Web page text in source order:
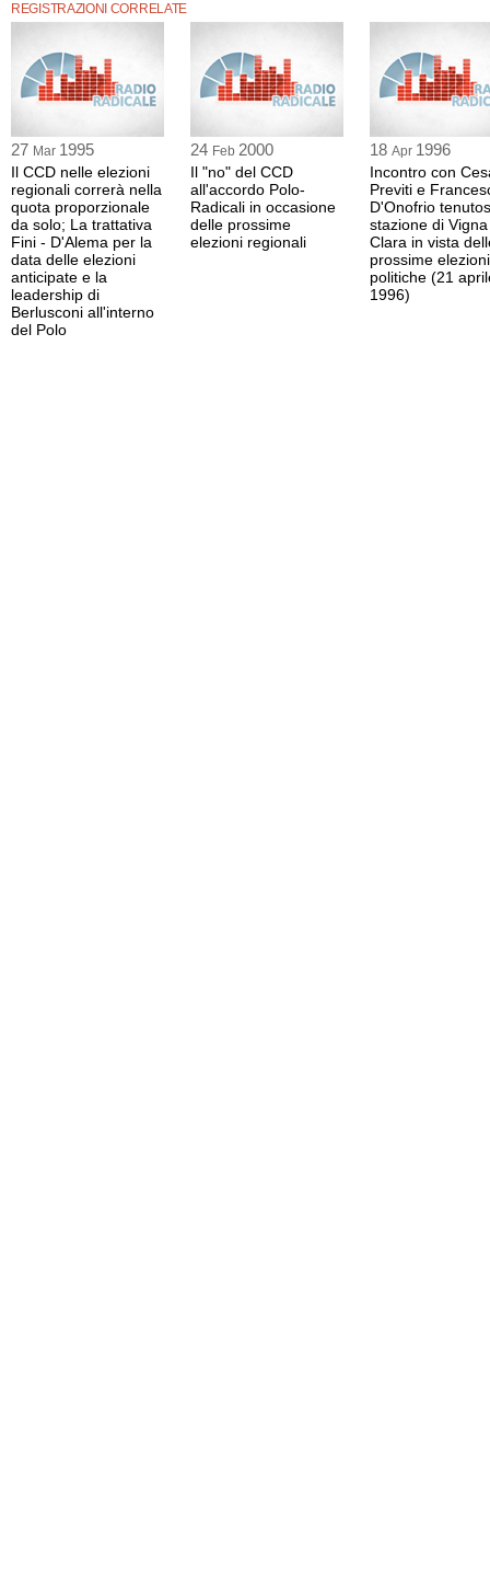
REGISTRAZIONI CORRELATE
27 Mar 1995
Il CCD nelle elezioni
regionali correrà nella
quota proporzionale
da solo; La trattativa
Fini - D'Alema per la
data delle elezioni
anticipate e la
leadership di
Berlusconi all'interno
del Polo
24 Feb 2000
Il "no" del CCD
all'accordo Polo-
Radicali in occasione
delle prossime
elezioni regionali
18 Apr 1996
Incontro con
Previti e
D'Onofrio
stazione di Vigna
Clara in vista
prossime elezioni
politiche (21
1996)